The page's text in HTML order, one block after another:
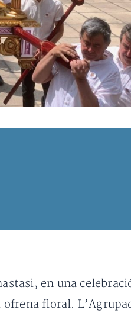
en una
floral.